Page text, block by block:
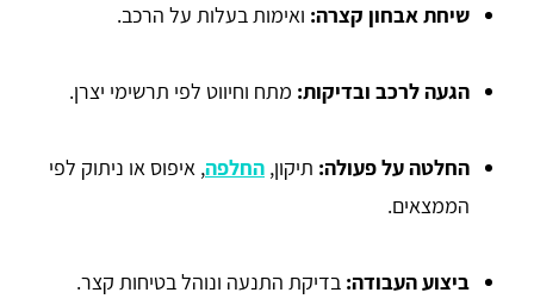
שיחת אבחון קצרה: ואימות בעלות על הרכב.
הגעה לרכב ובדיקות: מתח וחיווט לפי תרשימי יצרן.
החלטה על פעולה: תיקון, החלפה, איפוס או ניתוק לפי
הממצאים.
ביצוע העבודה: בדיקת התנעה ונוהל בטיחות קצר.